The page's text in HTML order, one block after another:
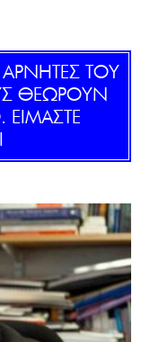
ΑΡΝΗΤΕΣ ΤΟΥ
ΘΕΩΡΟΥΝ